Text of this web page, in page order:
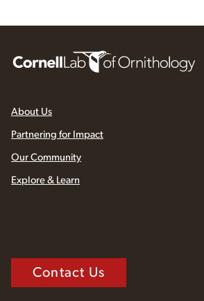
About Us
Partnering for Impact
Our Community
Explore & Learn
Contact Us